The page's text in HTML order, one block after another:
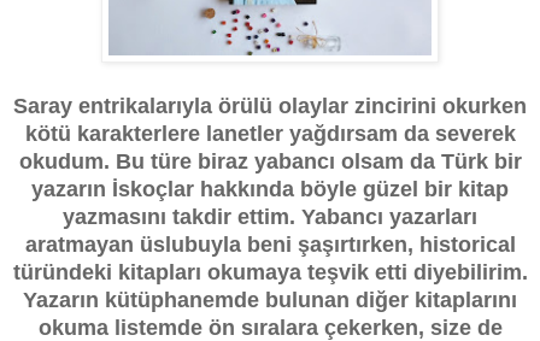
Saray entrikalarıyla örülü olaylar zincirini okurken
kötü karakterlere lanetler yağdırsam da severek
okudum. Bu türe biraz yabancı olsam da Türk bir
yazarın İskoçlar hakkında böyle güzel bir kitap
yazmasını takdir ettim. Yabancı yazarları
aratmayan üslubuyla beni şaşırtırken, historical
türündeki kitapları okumaya teşvik etti diyebilirim.
Yazarın kütüphanemde bulunan diğer kitaplarını
okuma listemde ön sıralara çekerken, size de